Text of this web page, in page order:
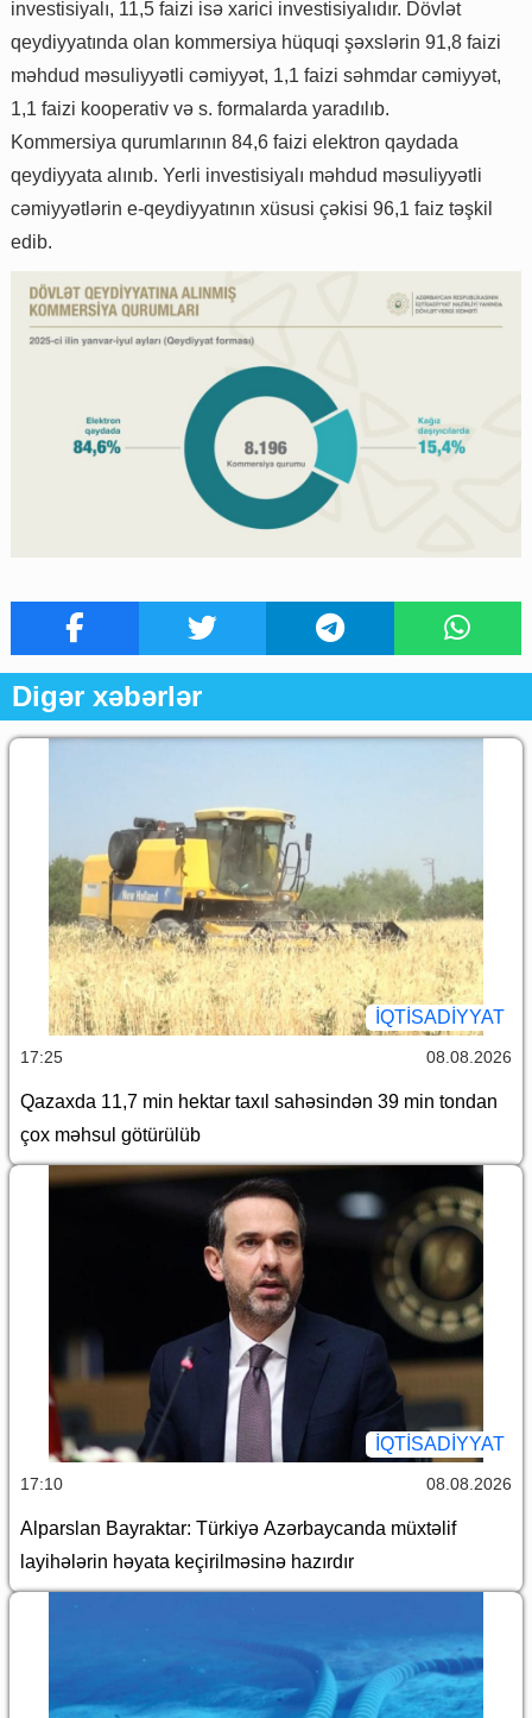
investisiyalı, 11,5 faizi isə xarici investisiyalıdır. Dövlət
qeydiyyatında olan kommersiya hüquqi şəxslərin 91,8 faizi
məhdud məsuliyyətli cəmiyyət, 1,1 faizi səhmdar cəmiyyət,
1,1 faizi kooperativ və s. formalarda yaradılıb.
Kommersiya qurumlarının 84,6 faizi elektron qaydada
qeydiyyata alınıb. Yerli investisiyalı məhdud məsuliyyətli
cəmiyyətlərin e-qeydiyyatının xüsusi çəkisi 96,1 faiz təşkil
edib.
Digər xəbərlər
İQTİSADİYYAT
17:25 08.08.2026
Qazaxda 11,7 min hektar taxıl sahəsindən 39 min tondan
çox məhsul götürülüb
İQTİSADİYYAT
17:10 08.08.2026
Alparslan Bayraktar: Türkiyə Azərbaycanda müxtəlif
layihələrin həyata keçirilməsinə hazırdır